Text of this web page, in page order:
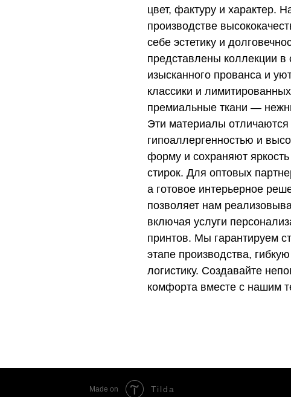
цвет, фактуру и характер.
производстве
себе эстетику и
представлены коллекции в
изысканного прованса и
классики и
премиальные ткани —
Эти материалы
гипоаллергенностью и
форму и сохраняют
стирок. Для оптовых
а готовое интерьерное
позволяет нам
включая услуги
принтов. Мы гарантируем
этапе производства,
логистику. Создавайте
комфорта вместе с нашим
Made on Tilda